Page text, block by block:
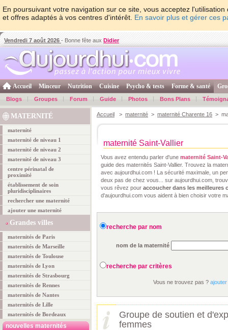
En poursuivant votre navigation sur ce site, vous acceptez
et offres adaptés à vos centres d'intérêt. En savoir plus et gérer ces
Vendredi 7 août 2026 - Bonne fête aux Didier
Accueil Minceur Nutrition Cuisine Psycho & tests Forme & santé
Blogs Groupes Forum Guide Photos Bons Plans
MATERNITÉ
maternité
maternité de niveau 1
maternité de niveau 2
maternité de niveau 3
centre périnatal de
proximité
établissement de soin
pluridisciplinaires
rechercher une maternité
ajouter une maternité
Grandes villes
maternités de Paris
maternités de Marseille
maternités de Toulouse
maternités de Lyon
maternités de Strasbourg
maternités de Rennes
maternités de Nantes
maternités de Lille
maternités de Bordeaux
nouvelles maternités
Accueil > maternité > maternité Charente 16 >
maternité Saint-Vallier
Vous avez entendu parler d'une maternité Saint-
guide des maternités Saint-Vallier. Trouvez la
avec aujourdhui.com ! La sécurité maximale, un
deux pas de chez vous... sur aujourdhui.com,
vous rêvez pour accoucher dans les meilleures
d'aujourdhui.com vous aident à bien choisir votre
recherche par nom
nom de la maternité
recherche par critères
Vous ne trouvez pas ?
Groupe de soutien et
femmes